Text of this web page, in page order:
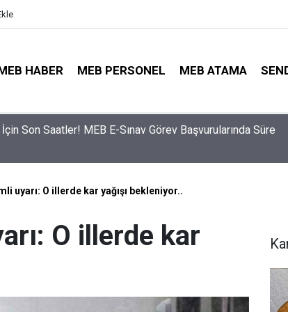
HABER MEB PERSONEL MEB ATAMA
Son Saatler! MEB E-Sınav Görev Başvurularında Süre
Verildi: İşte MEB’in En Çok Öğretmen Aradığı 15
uyarı: O illerde kar yağışı bekleniyor..
O illerde kar